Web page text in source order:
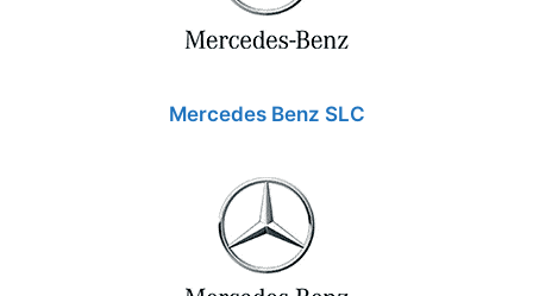
Mercedes Benz SLC